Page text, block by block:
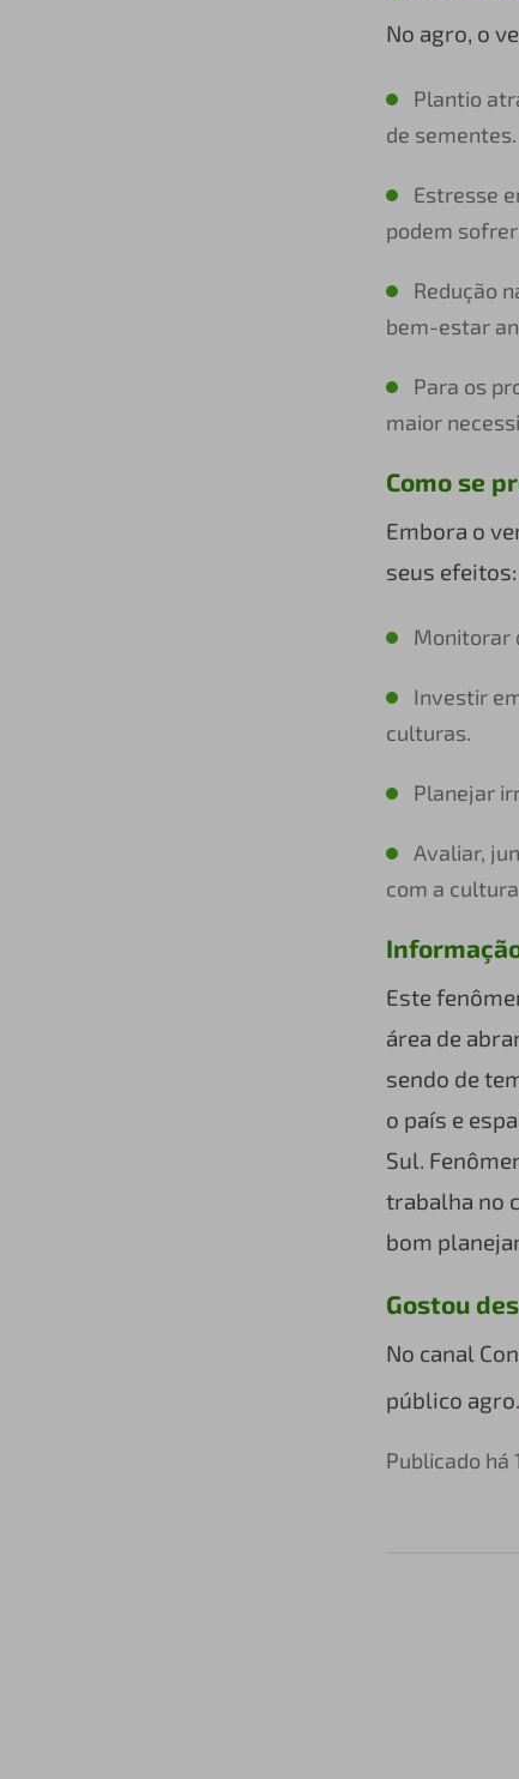
No agro, o
Plantio
de sementes.
Estresse
podem
Redução
bem-estar
Para os
maior
Como se
Embora o
seus efeitos:
Monitorar
Investir
culturas.
Planejar
Avaliar,
com a
Este
área de
sendo de
o país e
Sul.
trabalha no
bom
Gostou
No canal
público agro.
Publicado há